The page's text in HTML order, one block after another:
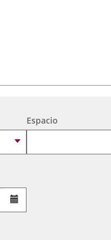
Espacio
Seleccionar fecha